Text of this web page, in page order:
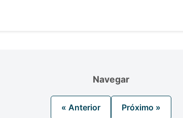
Navegar
« Anterior Próximo »